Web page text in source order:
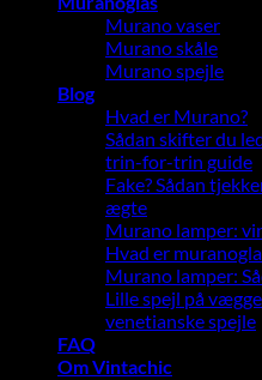
Murano vaser
Murano skåle
Murano spejle
Blog
Hvad er Murano?
Sådan skifter du
trin-for-trin guide
Fake? Sådan
ægte
Murano lamper:
Hvad er
Murano lamper:
Lille spejl på
venetianske spejle
FAQ
Om Vintachic